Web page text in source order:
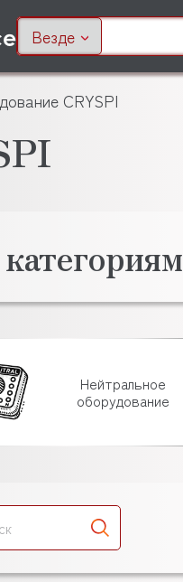
Везде
CRYSPI
Нейтральное
оборудование